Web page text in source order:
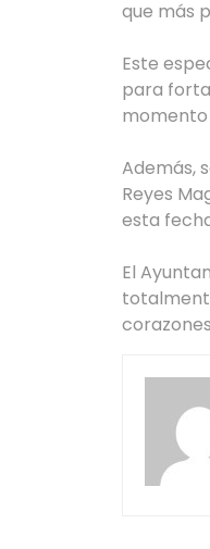
que más
Este
para
Además,
Reyes
esta
El